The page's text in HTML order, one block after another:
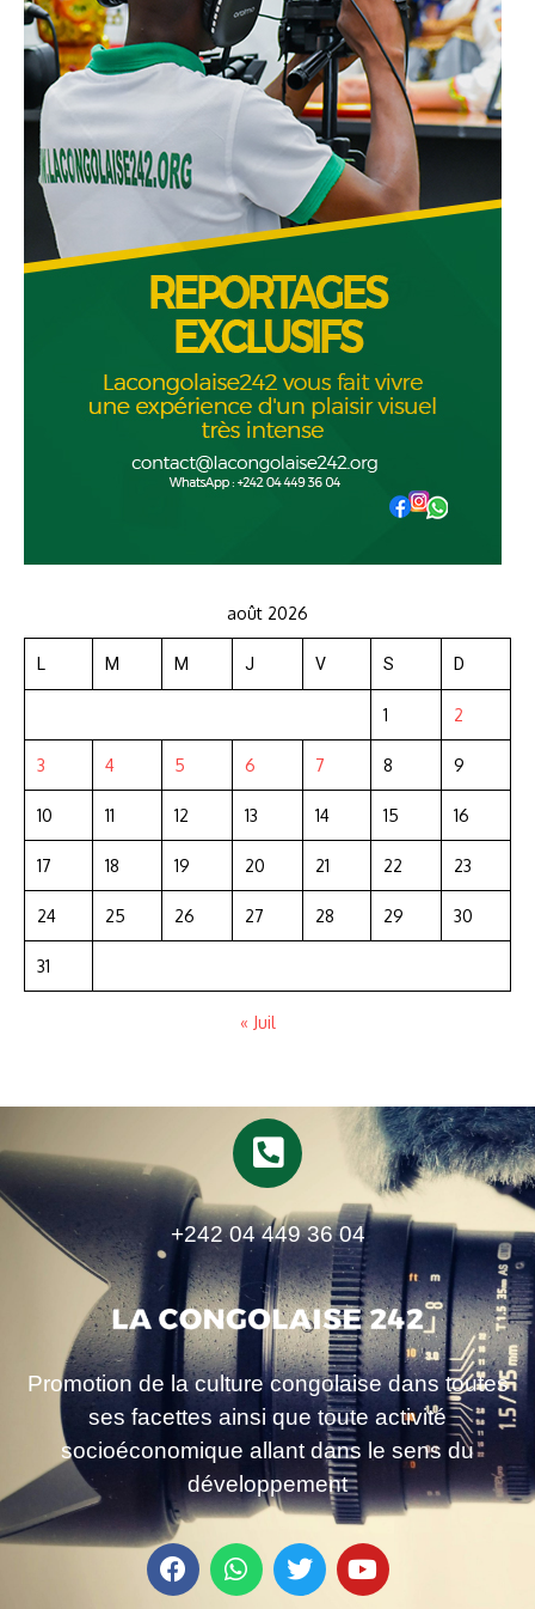
août 2026
L M M J V S D
1 2
3 4 5 6 7 8 9
10 11 12 13 14 15 16
17 18 19 20 21 22 23
24 25 26 27 28 29 30
31
« Juil
+242 04 449 36 04
Promotion de la culture congolaise dans toutes
ses facettes ainsi que toute activité
socioéconomique allant dans le sens du
développement